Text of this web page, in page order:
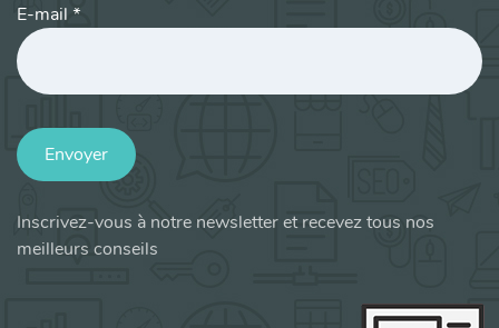
E-mail *
Envoyer
Inscrivez-vous à notre newsletter et recevez tous nos
meilleurs conseils